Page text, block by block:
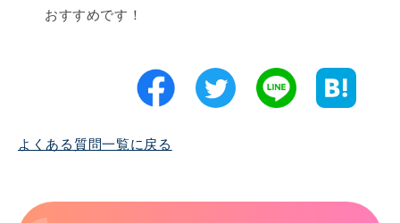
おすすめです！
よくある質問一覧に戻る